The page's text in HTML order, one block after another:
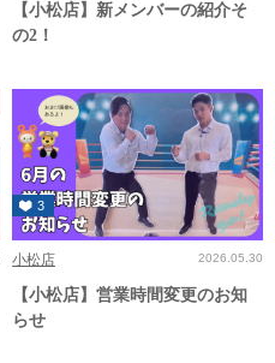
【小松店】新メンバーの紹介そ
の2！
3
小松店 2026.05.30
【小松店】営業時間変更のお知
らせ